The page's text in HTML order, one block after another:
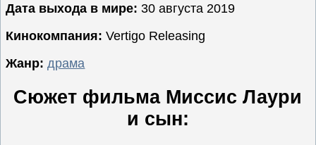
Ожидаемые
Новинки
Дата выхода в мире: 30 августа 2019
Кинокомпания: Vertigo Releasing
Жанр: драма
Сюжет фильма Миссис Лаури
и сын: